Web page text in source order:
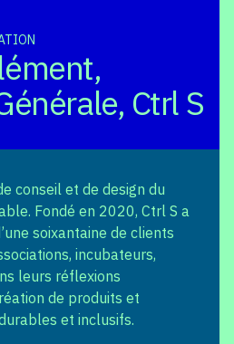
Ctrl S
conseil et de design du
Fondé en 2020, Ctrl S a
soixantaine de clients
incubateurs,
leurs réflexions
de produits et
et inclusifs.